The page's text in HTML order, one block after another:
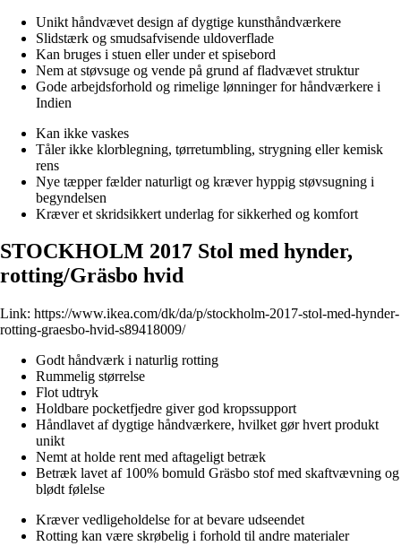
Unikt håndvævet design af dygtige kunsthåndværkere
Slidstærk og smudsafvisende uldoverflade
Kan bruges i stuen eller under et spisebord
Nem at støvsuge og vende på grund af fladvævet struktur
Gode arbejdsforhold og rimelige lønninger for håndværkere i
Indien
Kan ikke vaskes
Tåler ikke klorblegning, tørretumbling, strygning eller kemisk
rens
Nye tæpper fælder naturligt og kræver hyppig støvsugning i
begyndelsen
Kræver et skridsikkert underlag for sikkerhed og komfort
STOCKHOLM 2017 Stol med hynder,
rotting/Gräsbo hvid
Link: https://www.ikea.com/dk/da/p/stockholm-2017-stol-med-hynder-
rotting-graesbo-hvid-s89418009/
Godt håndværk i naturlig rotting
Rummelig størrelse
Flot udtryk
Holdbare pocketfjedre giver god kropssupport
Håndlavet af dygtige håndværkere, hvilket gør hvert produkt
unikt
Nemt at holde rent med aftageligt betræk
Betræk lavet af 100% bomuld Gräsbo stof med skaftvævning og
blødt følelse
Kræver vedligeholdelse for at bevare udseendet
Rotting kan være skrøbelig i forhold til andre materialer